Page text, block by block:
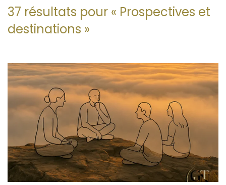
37 résultats pour « Prospectives et
destinations »